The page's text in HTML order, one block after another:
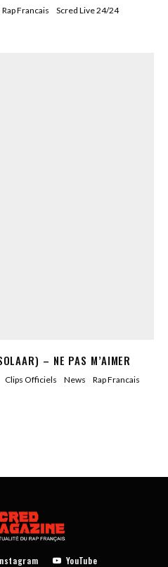
Rap Francais
Scred Live 24/24
– NE PAS M’AIMER
Clips Officiels News
Rap Francais
YouTube